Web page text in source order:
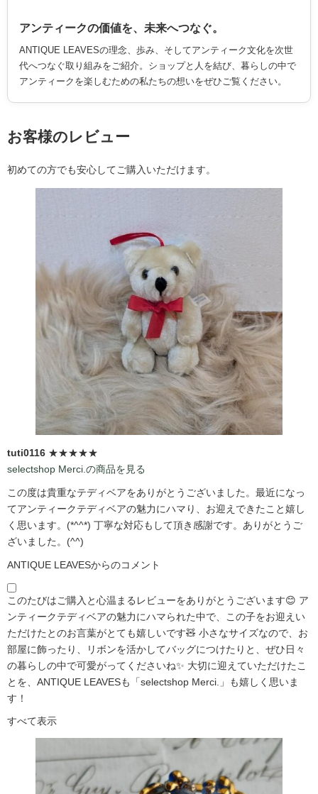
アンティークの価値を、未来へつなぐ。
ANTIQUE LEAVESの理念、歩み、そしてアンティーク文化を次世
代へつなぐ取り組みをご紹介。ショップと人を結び、暮らしの中で
アンティークを楽しむための私たちの想いをぜひご覧ください。
お客様のレビュー
初めての方でも安心してご購入いただけます。
tuti0116 ★★★★★
selectshop Merci.の商品を見る
この度は貴重なテディベアをありがとうございました。最近になっ
てアンティークテディベアの魅力にハマり、お迎えできたこと嬉し
く思います。(*^^*) 丁寧な対応もして頂き感謝です。ありがとうご
ざいました。(^^)
ANTIQUE LEAVESからのコメント
このたびはご購入と心温まるレビューをありがとうございます😊 ア
ンティークテディベアの魅力にハマられた中で、この子をお迎えい
ただけたとのお言葉がとても嬉しいです🧸 小さなサイズなので、お
部屋に飾ったり、リボンを活かしてバッグにつけたりと、ぜひ日々
の暮らしの中で可愛がってくださいね✨ 大切に迎えていただけたこ
とを、ANTIQUE LEAVESも「selectshop Merci.」も嬉しく思いま
す！
すべて表示